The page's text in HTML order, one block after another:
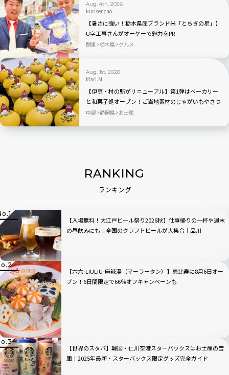
Aug. 4th, 2026
kurisencho
【暑さに強い！栃木県産ブランド米「とちぎの星」】
U字工事さんがオーケーで魅力をPR
関東 栃木県 グルメ
Aug. 1st, 2026
Mari.M
【伊豆・村の駅がリニューアル】第1弾はベーカリー
と和菓子処オープン！ご当地素材のじゃがいもやさつ
まいもを使ったパン・スイーツが新登場
中部 静岡県 お土産
RANKING
ランキング
【入場無料！大江戸ビール祭り2026秋】仕事帰りの一杯や週末
の昼飲みにも！全国のクラフトビールが大集合｜品川
【六六-LIULIU-麻辣湯（マーラータン）】恵比寿に8月6日オー
プン！6日間限定で66％オフキャンペーンも
【世界のスタバ】韓国・仁川空港スターバックスはお土産の宝
庫！2025年最新・スターバックス限定グッズ完全ガイド